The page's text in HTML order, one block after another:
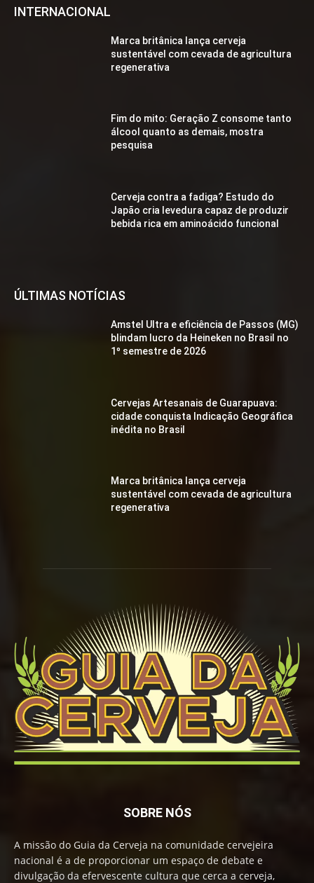
INTERNACIONAL
Marca britânica lança cerveja
sustentável com cevada de agricultura
regenerativa
Fim do mito: Geração Z consome tanto
álcool quanto as demais, mostra
pesquisa
Cerveja contra a fadiga? Estudo do
Japão cria levedura capaz de produzir
bebida rica em aminoácido funcional
ÚLTIMAS NOTÍCIAS
Amstel Ultra e eficiência de Passos (MG)
blindam lucro da Heineken no Brasil no
1º semestre de 2026
Cervejas Artesanais de Guarapuava:
cidade conquista Indicação Geográfica
inédita no Brasil
Marca britânica lança cerveja
sustentável com cevada de agricultura
regenerativa
SOBRE NÓS
A missão do Guia da Cerveja na comunidade cervejeira
nacional é a de proporcionar um espaço de debate e
divulgação da efervescente cultura que cerca a cerveja,